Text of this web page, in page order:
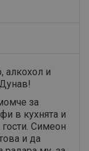
алкохол и
за
в кухнята и
Симеон
и да